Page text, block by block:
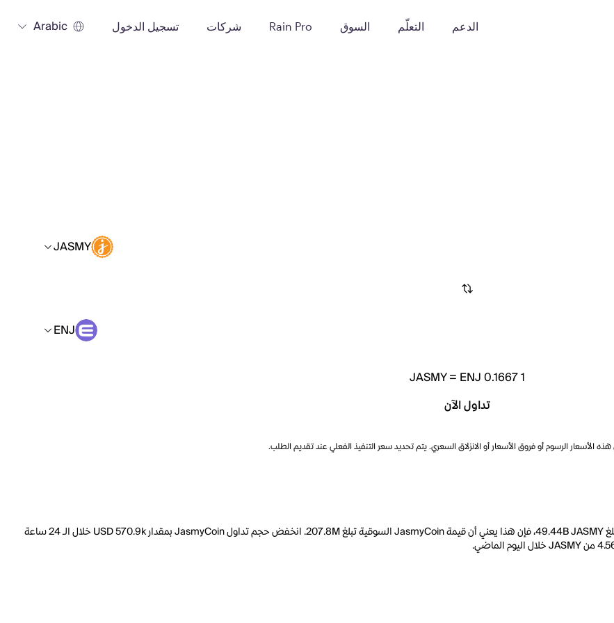
الدعم التعلّم السوق Rain Pro شركات تسجيل الدخول Arabic
JASMY
ENJ
1
JASMY= ENJ 0.1667
تداول الآن
الرسوم أو فروق الأسعار أو الانزلاق السعري. يتم تحديد سعر التنفيذ الفعلي عند تقديم الطلب.
السعر الحالي لـ JasmyCoin هو ENJ 0.1667 لكل JASMY. مع عرض متداول يبلغ 49.44B JASMY، فإن هذا يعني أن قيمة JasmyCoin السوقية تبلغ 207.8M. انخفض حجم تداول JasmyCoin بمقدار USD 570.9k خلال الـ 24 ساعة